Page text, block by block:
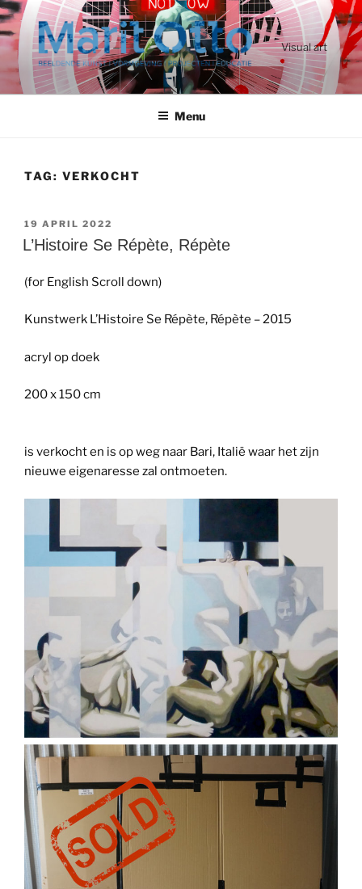
Ga
naar
de
inhoud
Visual art
Menu
TAG: VERKOCHT
GEPLAATST
OP
19 APRIL 2022
L’Histoire Se Répète, Répète
(for English Scroll down)
Kunstwerk L’Histoire Se Répète, Répète – 2015
acryl op doek
200 x 150 cm
is verkocht en is op weg naar Bari, Italië waar het zijn
nieuwe eigenaresse zal ontmoeten.